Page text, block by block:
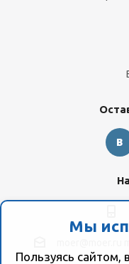
Мы
Пользуясь сайтом,